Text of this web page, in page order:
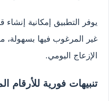
يوفر التطبيق إمكانية
غير المرغوب فيها بسهولة،
الإزعاج اليومي.
تنبيهات فورية للأرقام